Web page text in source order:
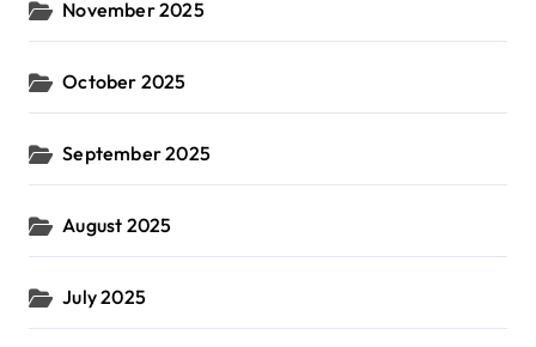
November 2025
October 2025
September 2025
August 2025
July 2025